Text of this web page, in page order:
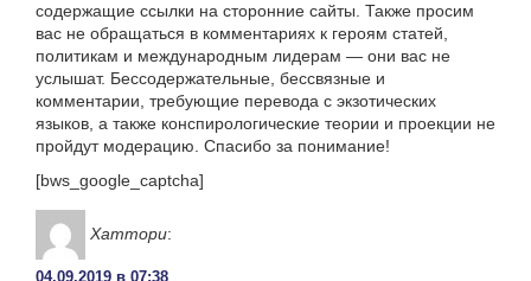
содержащие ссылки на сторонние сайты. Также просим
вас не обращаться в комментариях к героям статей,
политикам и международным лидерам — они вас не
услышат. Бессодержательные, бессвязные и
комментарии, требующие перевода с экзотических
языков, а также конспирологические теории и проекции не
пройдут модерацию. Спасибо за понимание!
[bws_google_captcha]
Хаттори:
04.09.2019 в 07:38